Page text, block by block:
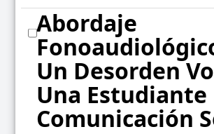
Abordaje
Un Desorden
Una Estudiante
Comunicación